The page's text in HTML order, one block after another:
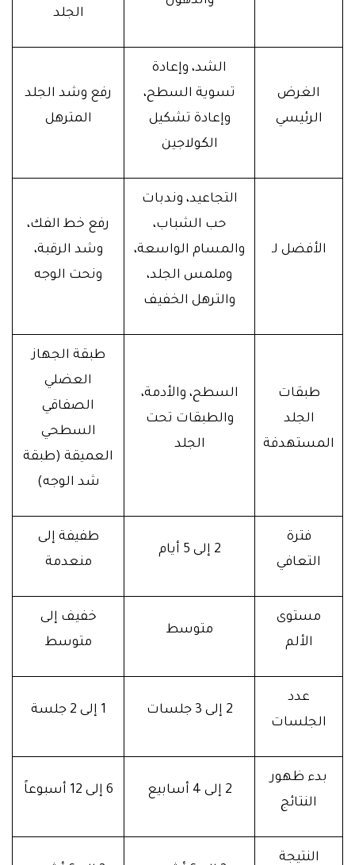
الجلد
الغرض
الرئيسي
الشد، وإعادة
تسوية السطح،
وإعادة تشكيل
الكولاجين
رفع وشد الجلد
المترهل
الأفضل لـ
التجاعيد، وندبات
حب الشباب،
والمسام الواسعة،
وملمس الجلد،
والترهل الخفيف
رفع خط الفك،
وشد الرقبة،
ونحت الوجه
طبقات
الجلد
المستهدفة
السطح، والأدمة،
والطبقات تحت
الجلد
طبقة الجهاز
العضلي
الصفاقي
السطحي
العميقة (طبقة
شد الوجه)
فترة
التعافي
2 إلى 5 أيام
طفيفة إلى
منعدمة
مستوى
الألم
متوسط
خفيف إلى
متوسط
عدد
الجلسات
2 إلى 3 جلسات 1 إلى 2 جلسة
بدء ظهور
النتائج
2 إلى 4 أسابيع 6 إلى 12 أسبوعاً
النتيجة